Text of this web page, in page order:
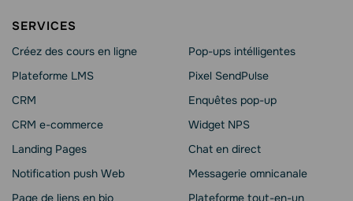
SERVICES
Créez des cours en ligne
Plateforme LMS
CRM
CRM e-commerce
Landing Pages
Notification push Web
Page de liens en bio
Pop-ups intélligentes
Pixel SendPulse
Enquêtes pop-up
Widget NPS
Chat en direct
Messagerie omnicanale
Plateforme tout-en-un